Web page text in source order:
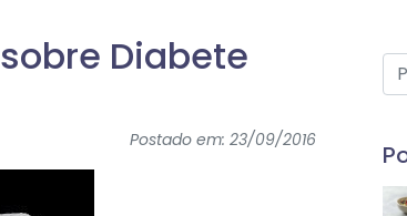
Diabete
Postado em: 23/09/2016